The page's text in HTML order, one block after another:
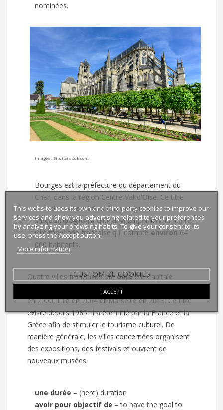
nominées.
Images : Shutterstock.com
Bourges est la préfecture du département du
Cher, dans la région Centre-Val-d'Oise. Ce titre
aura desretombéeséconomiques. Il
s’accompagnera d’un développement de cette
ville moyenne française qui compte environ 64
000 habitants.
Quatre villes françaises ont déjàété Capitale
européenne de la culture : Paris en 1989, Avignon
en 2000, Lille en 2004 et Marseille en 2013. Ce titre
existe depuis 1985. Il a été initié par la France et la
Grèce afin de stimuler le tourisme culturel. De
manière générale, les villes concernées organisent
des expositions, des festivals et ouvrent de
nouveaux musées.
une durée = (here) duration
avoir pour objectif de = to have the goal to
This website uses its own and third-party cookies to improve our
services and show you advertising related to your preferences
by analyzing your browsing habits. To give your consent to its
use, press the Accept button.
More information
CUSTOMIZE COOKIES
I ACCEPT